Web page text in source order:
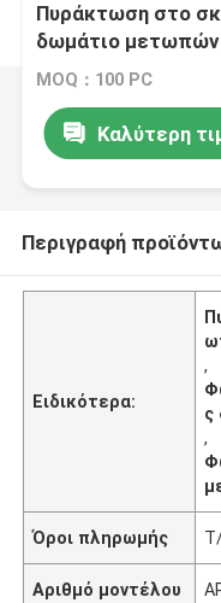
Πυράκτωση στο
δωμάτιο μετωπών
πυρκαγιάς
MOQ：100 PC
Καλύτερη
Περιγραφή
Ειδικότερα:
,
ς
,
Όροι πληρωμής
Αριθμό μοντέλου